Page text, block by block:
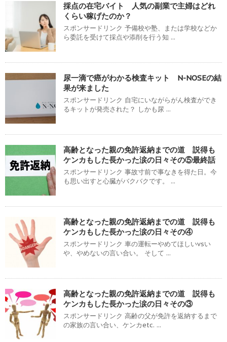
採点の在宅バイト 人気の副業で主婦はどれ
くらい稼げたのか？
スポンサードリンク 予備校や塾、または学校などか
ら委託を受けて採点や添削を行う知 ...
尿一滴で癌がわかる検査キット N-NOSEの結
果が来ました
スポンサードリンク 自宅にいながらがん検査ができ
るキットが発売された？ しかも尿 ...
高齢となった親の免許返納までの道 説得も
ケンカもした長かった涙の日々その⑤最終話
スポンサードリンク 事故寸前で事なきを得た日。今
も思い出すと心臓がバクバクです。 ...
高齢となった親の免許返納までの道 説得も
ケンカもした長かった涙の日々その④
スポンサードリンク 車の運転ーやめてほしいvsい
や、やめないの言い合い。 そして ...
高齢となった親の免許返納までの道 説得も
ケンカもした長かった涙の日々その③
スポンサードリンク 高齢の父が免許を返納するまで
の家族の言い合い、ケンカetc. ...